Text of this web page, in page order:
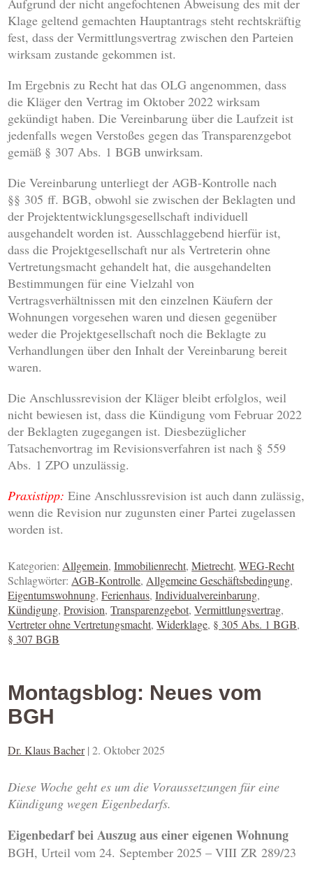
Aufgrund der nicht angefochtenen Abweisung des mit der
Klage geltend gemachten Hauptantrags steht rechtskräftig
fest, dass der Vermittlungsvertrag zwischen den Parteien
wirksam zustande gekommen ist.
Im Ergebnis zu Recht hat das OLG angenommen, dass
die Kläger den Vertrag im Oktober 2022 wirksam
gekündigt haben. Die Vereinbarung über die Laufzeit ist
jedenfalls wegen Verstoßes gegen das Transparenzgebot
gemäß § 307 Abs. 1 BGB unwirksam.
Die Vereinbarung unterliegt der AGB-Kontrolle nach
§§ 305 ff. BGB, obwohl sie zwischen der Beklagten und
der Projektentwicklungsgesellschaft individuell
ausgehandelt worden ist. Ausschlaggebend hierfür ist,
dass die Projektgesellschaft nur als Vertreterin ohne
Vertretungsmacht gehandelt hat, die ausgehandelten
Bestimmungen für eine Vielzahl von
Vertragsverhältnissen mit den einzelnen Käufern der
Wohnungen vorgesehen waren und diesen gegenüber
weder die Projektgesellschaft noch die Beklagte zu
Verhandlungen über den Inhalt der Vereinbarung bereit
waren.
Die Anschlussrevision der Kläger bleibt erfolglos, weil
nicht bewiesen ist, dass die Kündigung vom Februar 2022
der Beklagten zugegangen ist. Diesbezüglicher
Tatsachenvortrag im Revisionsverfahren ist nach § 559
Abs. 1 ZPO unzulässig.
Praxistipp: Eine Anschlussrevision ist auch dann zulässig,
wenn die Revision nur zugunsten einer Partei zugelassen
worden ist.
Kategorien:Allgemein,Immobilienrecht,Mietrecht,WEG-Recht
Schlagwörter:AGB-Kontrolle,Allgemeine Geschäftsbedingung,
Eigentumswohnung,Ferienhaus,Individualvereinbarung,
Kündigung,Provision,Transparenzgebot,Vermittlungsvertrag,
Vertreter ohne Vertretungsmacht,Widerklage, § 305 Abs. 1 BGB,
§ 307 BGB
Montagsblog: Neues vom
BGH
Dr. Klaus Bacher |2. Oktober 2025
Diese Woche geht es um die Voraussetzungen für eine
Kündigung wegen Eigenbedarfs.
Eigenbedarf bei Auszug aus einer eigenen Wohnung
BGH, Urteil vom 24. September 2025 – VIII ZR 289/23